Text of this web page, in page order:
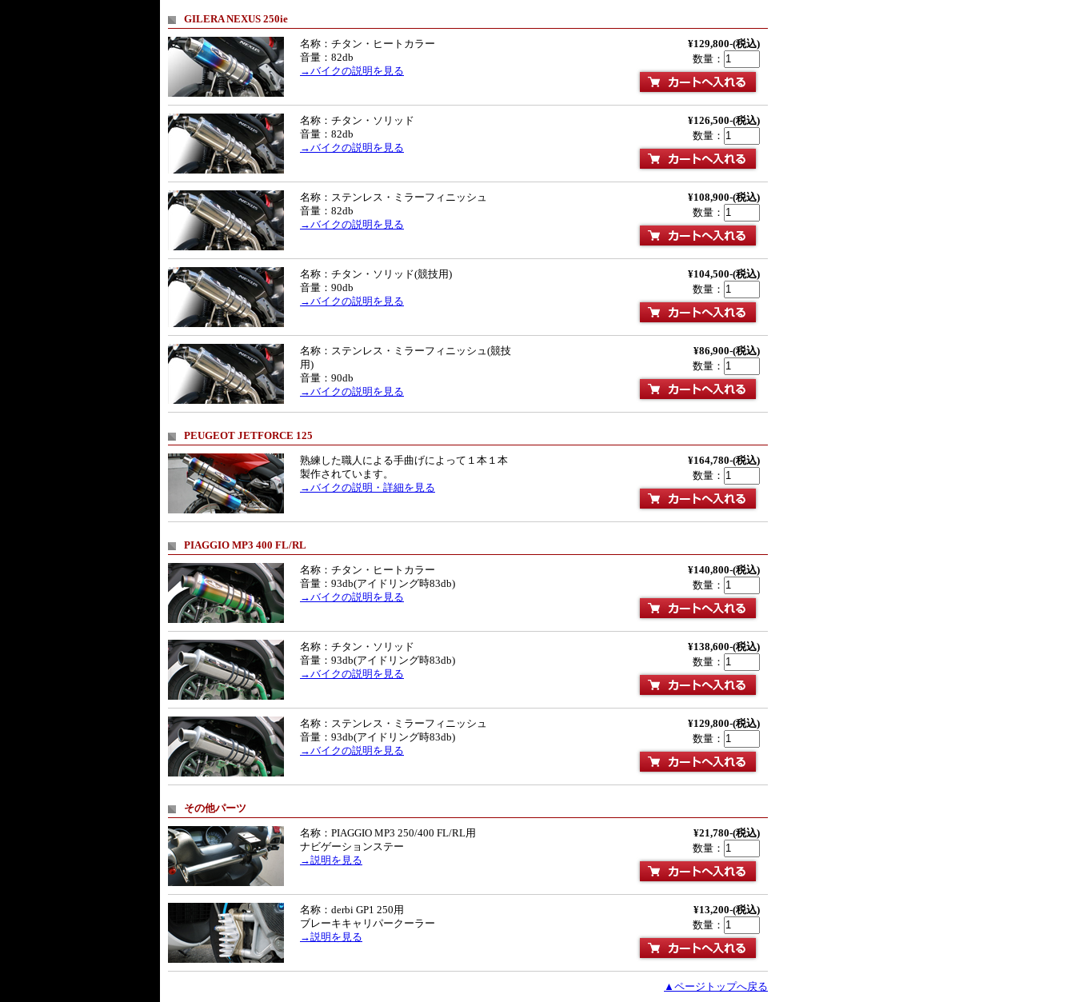
GILERA NEXUS 250ie
名称：チタン・ヒートカラー
音量：82db
→バイクの説明を見る
¥129,800-(税込)
数量：
名称：チタン・ソリッド
音量：82db
→バイクの説明を見る
¥126,500-(税込)
数量：
名称：ステンレス・ミラーフィニッシュ
音量：82db
→バイクの説明を見る
¥108,900-(税込)
数量：
名称：チタン・ソリッド(競技用)
音量：90db
→バイクの説明を見る
¥104,500-(税込)
数量：
名称：ステンレス・ミラーフィニッシュ(競技
用)
音量：90db
→バイクの説明を見る
¥86,900-(税込)
数量：
PEUGEOT JETFORCE 125
熟練した職人による手曲げによって１本１本
製作されています。
→バイクの説明・詳細を見る
¥164,780-(税込)
数量：
PIAGGIO MP3 400 FL/RL
名称：チタン・ヒートカラー
音量：93db(アイドリング時83db)
→バイクの説明を見る
¥140,800-(税込)
数量：
名称：チタン・ソリッド
音量：93db(アイドリング時83db)
→バイクの説明を見る
¥138,600-(税込)
数量：
名称：ステンレス・ミラーフィニッシュ
音量：93db(アイドリング時83db)
→バイクの説明を見る
¥129,800-(税込)
数量：
その他パーツ
名称：PIAGGIO MP3 250/400 FL/RL用
ナビゲーションステー
→説明を見る
¥21,780-(税込)
数量：
名称：derbi GP1 250用
ブレーキキャリパークーラー
→説明を見る
¥13,200-(税込)
数量：
▲ページトップへ戻る